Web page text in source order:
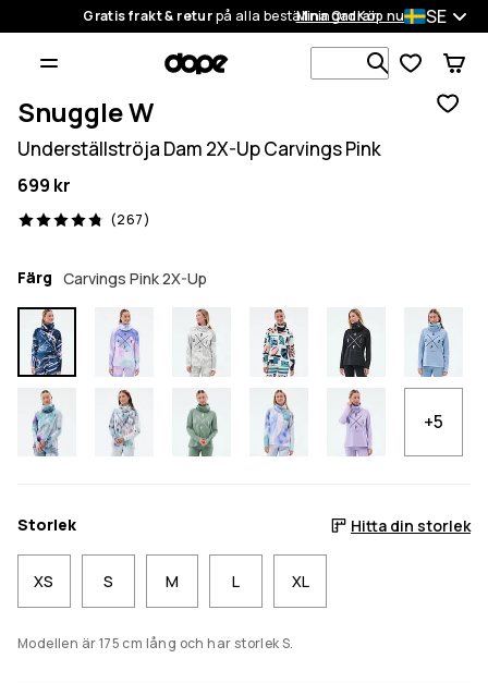
Gratis frakt & returpå alla beställningarKöp nu
Mina Ordrar SE
Sök bland
Snuggle W
Underställströja Dam 2X-Up Carvings Pink
699 kr
(267)
267 recensioner, 4.8/5
Färg Carvings Pink 2X-Up
+5
Storlek Hitta din storlek
XS S M L XL
Modellen är 175 cm lång och har storlek S.